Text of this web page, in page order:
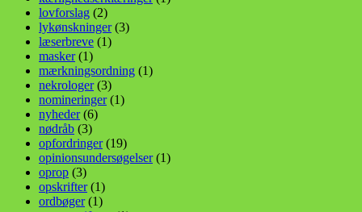
lovforslag (2)
lykønskninger(3)
læserbreve (1)
masker(1)
mærkningsordning (1)
nekrologer(3)
nomineringer(1)
nyheder(6)
nødråb (3)
opfordringer(19)
opinionsundersøgelser(1)
oprop (3)
opskrifter(1)
ordbøger(1)